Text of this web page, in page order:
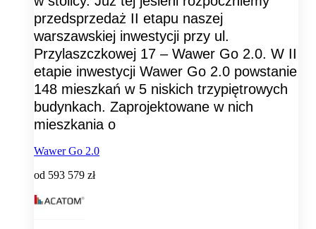
przedsprzedaż II etapu naszej
warszawskiej inwestycji przy ul.
Przylaszczkowej 17 – Wawer Go 2.0. W II
etapie inwestycji Wawer Go 2.0 powstanie
148 mieszkań w 5 niskich trzypiętrowych
budynkach. Zaprojektowane w nich
mieszkania o
Wawer Go 2.0
od 593 579 zł